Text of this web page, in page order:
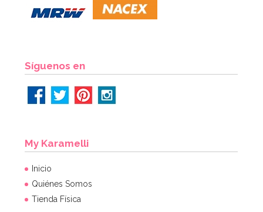
Síguenos en
My Karamelli
Inicio
Quiénes Somos
Tienda Física